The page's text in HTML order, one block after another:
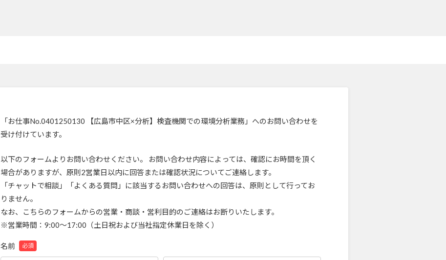
「お仕事No.0401250130 【広島市中区×分析】検査機関での環境分析業務」へのお問い合わせを
受け付けています。
以下のフォームよりお問い合わせください。 お問い合わせ内容によっては、確認にお時間を頂く
場合がありますが、原則2営業日以内に回答または確認状況についてご連絡します。
「チャットで相談」「よくある質問」に該当するお問い合わせへの回答は、原則として行ってお
りません。
なお、こちらのフォームからの営業・商談・営利目的のご連絡はお断りいたします。
※営業時間：9:00～17:00（土日祝および当社指定休業日を除く）
名前 必須